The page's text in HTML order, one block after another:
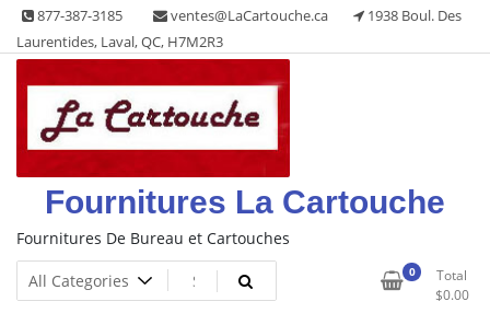
Skip
content
877-387-3185 ventes@LaCartouche.ca
1938 Boul. Des
Laurentides, Laval, QC, H7M2R3
Fournitures La Cartouche
Fournitures De Bureau et Cartouches
0
Total
$0.00